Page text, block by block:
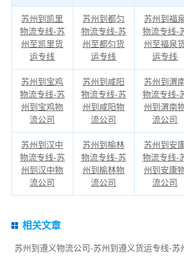
苏州到凯里
物流专线-苏
州至凯里货
运专线
苏州到都匀
物流专线-苏
州至都匀货
运专线
苏州到福
物流专线-
州至福泉
运专线
苏州到宝鸡
物流专线-苏
州到宝鸡物
流公司
苏州到咸阳
物流专线-苏
州到咸阳物
流公司
苏州到渭
物流专线-
州到渭南
流公司
苏州到汉中
物流专线-苏
州到汉中物
流公司
苏州到榆林
物流专线-苏
州到榆林物
流公司
苏州到安
物流专线-
州到安康
流公司
相关文章
苏州到遵义物流公司-苏州到遵义货运专线-苏